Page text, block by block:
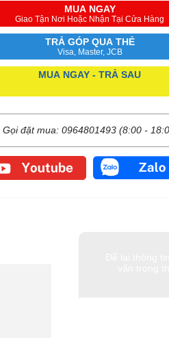
MUA NGAY
Giao Tận Nơi Hoặc Nhận Tại Cửa Hàng
TRẢ GÓP QUA THẺ
Visa, Master, JCB
MUA NGAY - TRẢ SAU
Gọi đặt mua: 0964801493 (8:00 -